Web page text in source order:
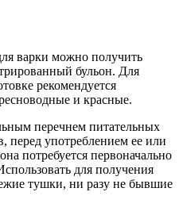
варки можно получить
бульон. Для
рекомендуется
и красные.
перечнем питательных
перед употреблением ее или
потребуется первоначально
для получения
тушки, ни разу не бывшие